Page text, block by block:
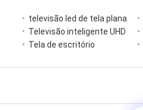
televisão led de tela plana
Televisão inteligente UHD
Tela de escritório